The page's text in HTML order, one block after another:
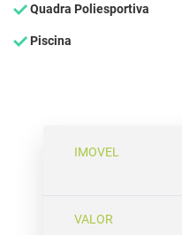
Quadra Poliesportiva
Piscina
IMOVEL
VALOR